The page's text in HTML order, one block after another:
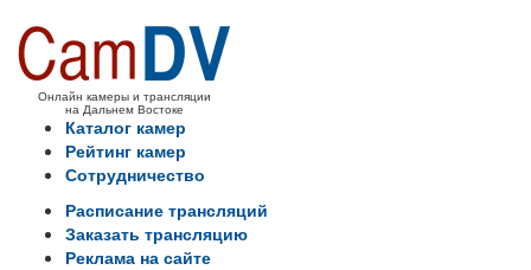
Онлайн камеры и трансляции
на Дальнем Востоке
Каталог камер
Рейтинг камер
Сотрудничество
Расписание трансляций
Заказать трансляцию
Реклама на сайте